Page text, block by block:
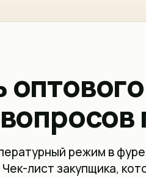
режим в
лист закупщика,